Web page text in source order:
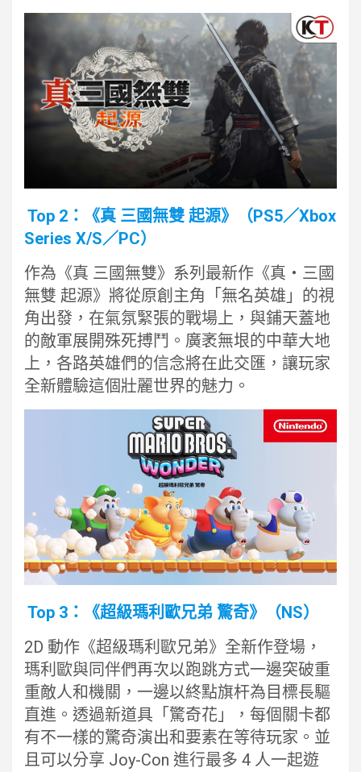
Top 2：《真 三國無雙 起源》（PS5／Xbox
Series X/S／PC）
作為《真 三國無雙》系列最新作《真‧三國
無雙 起源》將從原創主角「無名英雄」的視
角出發，在氣氛緊張的戰場上，與鋪天蓋地
的敵軍展開殊死搏鬥。廣袤無垠的中華大地
上，各路英雄們的信念將在此交匯，讓玩家
全新體驗這個壯麗世界的魅力。
Top 3：《超級瑪利歐兄弟 驚奇》（NS）
2D 動作《超級瑪利歐兄弟》全新作登場，
瑪利歐與同伴們再次以跑跳方式一邊突破重
重敵人和機關，一邊以終點旗杆為目標長驅
直進。透過新道具「驚奇花」，每個關卡都
有不一樣的驚奇演出和要素在等待玩家。並
且可以分享 Joy-Con 進行最多 4 人一起遊